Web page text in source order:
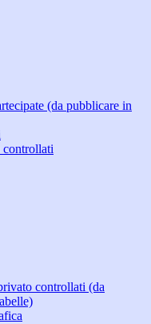
(da pubblicare in
controllati (da